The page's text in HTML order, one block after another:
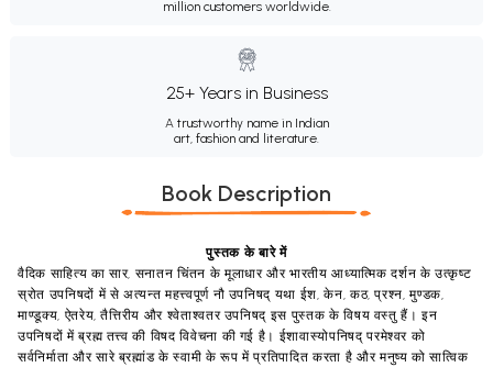
million customers worldwide.
25+ Years in Business
A trustworthy name in Indian
art, fashion and literature.
Book Description
पुस्तक के बारे में
वैदिक साहित्य का सार, सनातन चिंतन के मूलाधार और भारतीय आध्यात्मिक दर्शन के उत्कृष्ट
स्रोत उपनिषदों में से अत्यन्त महत्त्वपूर्ण नौ उपनिषद् यथा ईश, केन, कठ, प्रश्न, मुण्डक,
माण्डूक्य, ऐतरेय, तैत्तिरीय और श्वेताश्वतर उपनिषद् इस पुस्तक के विषय वस्तु हैं। इन
उपनिषदों में ब्रह्म तत्त्व की विषद विवेचना की गई है। ईशावास्योपनिषद् परमेश्वर को
सर्वनिर्माता और सारे ब्रह्मांड के स्वामी के रूप में प्रतिपादित करता है और मनुष्य को सात्विक